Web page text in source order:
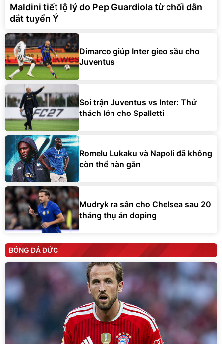
Maldini tiết lộ lý do Pep Guardiola từ chối dẫn
dắt tuyển Ý
Dimarco giúp Inter gieo sầu cho
Juventus
Soi trận Juventus vs Inter: Thử
thách lớn cho Spalletti
Romelu Lukaku và Napoli đã không
còn thể hàn gắn
Mudryk ra sân cho Chelsea sau 20
tháng thụ án doping
BÓNG ĐÁ ĐỨC